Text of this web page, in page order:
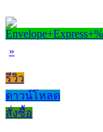
»
รีวิว
ดาวน์โหลด
สั่งซื้อ